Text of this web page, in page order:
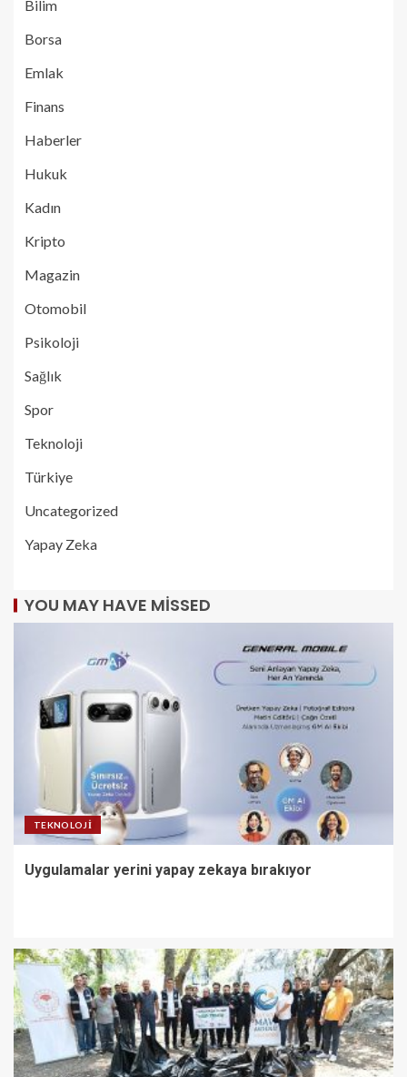
Bilim
Borsa
Emlak
Finans
Haberler
Hukuk
Kadın
Kripto
Magazin
Otomobil
Psikoloji
Sağlık
Spor
Teknoloji
Türkiye
Uncategorized
Yapay Zeka
YOU MAY HAVE MISSED
TEKNOLOJI
Uygulamalar yerini yapay zekaya bırakıyor